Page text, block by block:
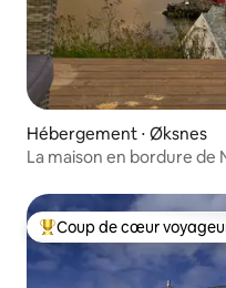
Hébergement ⋅ Øksnes
La maison en bordure de
Coups de cœur
Coup de cœur